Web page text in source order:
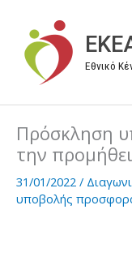
περιεχόμενο
Εθνικό
Πρόσκληση
την
31/01/2022 /
υποβολής